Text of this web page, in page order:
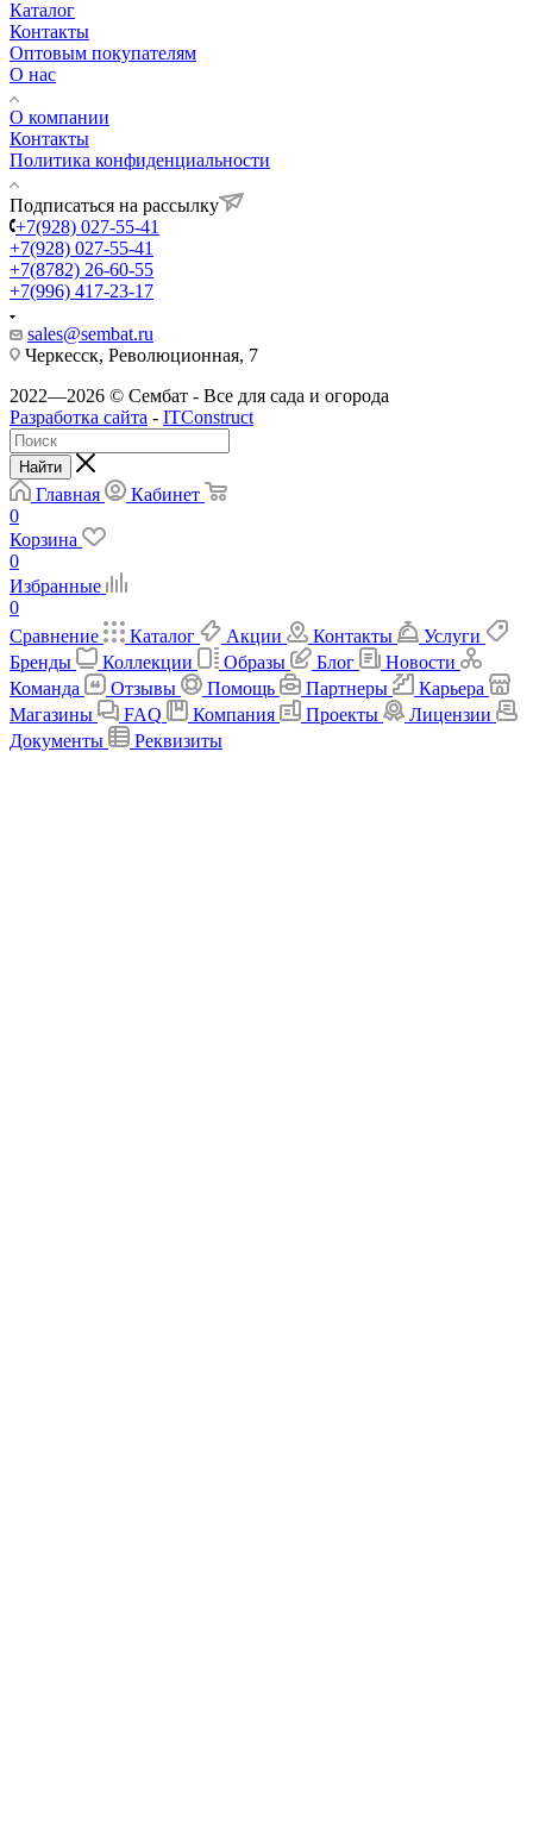
Каталог
Контакты
Оптовым покупателям
О нас
О компании
Контакты
Политика конфиденциальности
Подписаться на рассылку
+7(928) 027-55-41
+7(928) 027-55-41
+7(8782) 26-60-55
+7(996) 417-23-17
sales@sembat.ru
Черкесск, Революционная, 7
2022—2026 © Сембат - Все для сада и огорода
Разработка сайта - ITConstruct
Найти
Главная
Кабинет
0
Корзина
0
Избранные
0
Сравнение
Каталог Акции Контакты
Услуги
Бренды
Коллекции Образы Блог
Новости
Команда
Отзывы Помощь Партнеры
Карьера
Магазины
FAQ Компания Проекты
Лицензии
Документы
Реквизиты